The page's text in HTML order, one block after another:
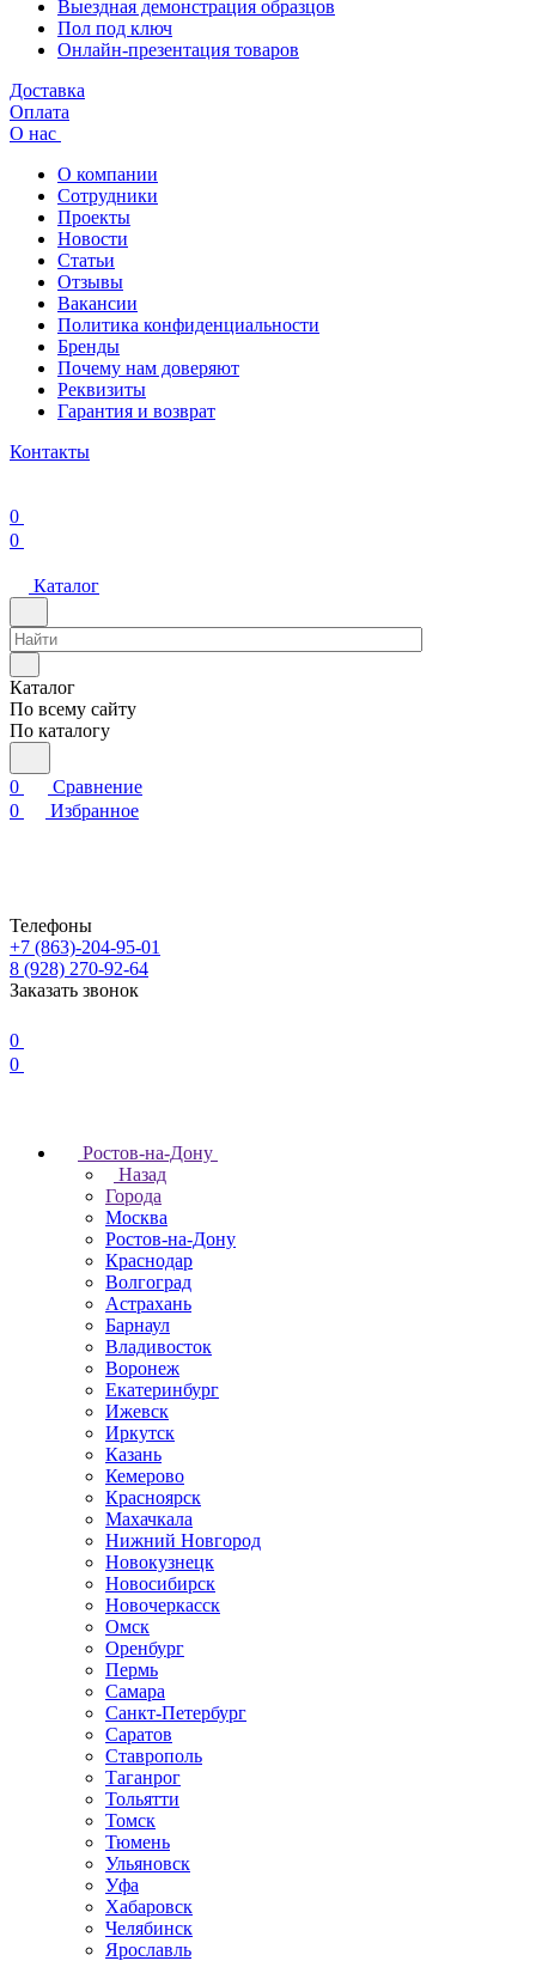
Выездная демонстрация образцов
Пол под ключ
Онлайн-презентация товаров
Доставка
Оплата
О нас
О компании
Сотрудники
Проекты
Новости
Статьи
Отзывы
Вакансии
Политика конфиденциальности
Бренды
Почему нам доверяют
Реквизиты
Гарантия и возврат
Контакты
0
0
Каталог
Каталог
По всему сайту
По каталогу
0
Сравнение
0
Избранное
Телефоны
+7 (863)-204-95-01
8 (928) 270-92-64
Заказать звонок
0
0
Ростов-на-Дону
Назад
Города
Москва
Ростов-на-Дону
Краснодар
Волгоград
Астрахань
Барнаул
Владивосток
Воронеж
Екатеринбург
Ижевск
Иркутск
Казань
Кемерово
Красноярск
Махачкала
Нижний Новгород
Новокузнецк
Новосибирск
Новочеркаcск
Омск
Оренбург
Пермь
Самара
Санкт-Петербург
Саратов
Ставрополь
Таганрог
Тольятти
Томск
Тюмень
Ульяновск
Уфа
Хабаровск
Челябинск
Ярославль